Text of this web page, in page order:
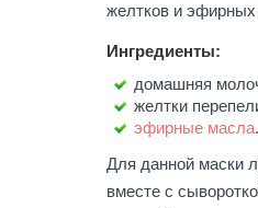
желтков и
Ингредиенты:
домашняя
желтки
эфирные масла.
Для данной маски
вместе с